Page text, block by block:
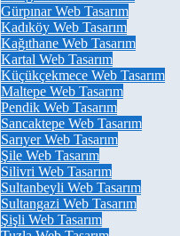
Gürpınar Web Tasarım
Kadıköy Web Tasarım
Kağıthane Web Tasarım
Kartal Web Tasarım
Küçükçekmece Web Tasarım
Maltepe Web Tasarım
Pendik Web Tasarım
Sancaktepe Web Tasarım
Sarıyer Web Tasarım
Şile Web Tasarım
Silivri Web Tasarım
Sultanbeyli Web Tasarım
Sultangazi Web Tasarım
Şişli Web Tasarım